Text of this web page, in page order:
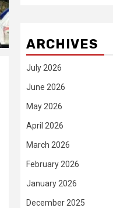
ARCHIVES
July 2026
June 2026
May 2026
April 2026
March 2026
February 2026
January 2026
December 2025